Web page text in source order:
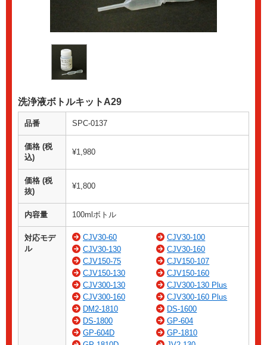
洗浄液ボトルキットA29
品番 SPC-0137
価格 (税
込)
¥1,980
価格 (税
抜)
¥1,800
内容量 100mlボトル
対応モデ
ル
CJV30-60
CJV30-100
CJV30-130
CJV30-160
CJV150-75
CJV150-107
CJV150-130
CJV150-160
CJV300-130
CJV300-130 Plus
CJV300-160
CJV300-160 Plus
DM2-1810
DS-1600
DS-1800
GP-604
GP-604D
GP-1810